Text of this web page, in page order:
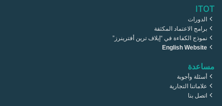
ITOT
الدورات
برامج الاعتماد المكثفة
نموذج الكفاءة في “إيلاف ترين أفترينرز”
English Website
مساعدة
أسئلة وأجوبة
علاماتنا التجارية
اتصل بنا